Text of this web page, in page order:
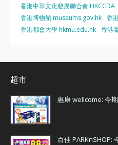
香港中華文化發展聯合會 HKCCDA
香港博物館 museums.gov.hk 香
香港都會大學 hkmu.edu.hk 香港
超市
惠康 wellcome: 今
百佳 PARKnSHOP: